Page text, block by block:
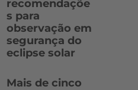
recomendaçõe
s para
observação em
segurança do
eclipse solar
Mais de cinco